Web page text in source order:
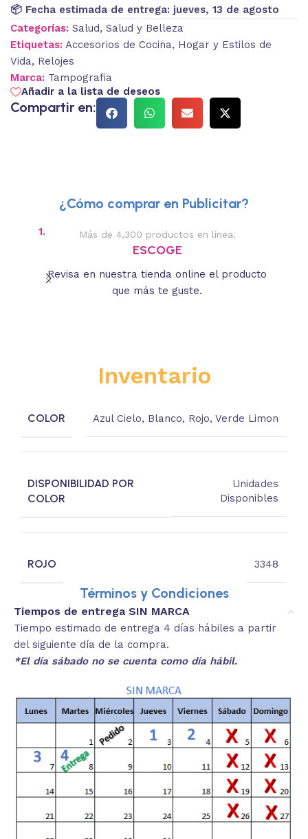
📦 Fecha estimada de entrega: jueves, 13 de agosto
Categorías: Salud, Salud y Belleza
Etiquetas: Accesorios de Cocina, Hogar y Estilos de
Vida, Relojes
Marca: Tampografia
Añadir a la lista de deseos
Compartir en:
¿Cómo comprar en Publicitar?
1. Más de 4,300 productos en línea.
ESCOGE
Revisa en nuestra tienda online el producto
que más te guste.
Inventario
COLOR Azul Cielo, Blanco, Rojo,Verde Limon
DISPONIBILIDAD POR
COLOR
Unidades
Disponibles
ROJO 3348
Términos y Condiciones
Tiempos de entrega SIN MARCA
Tiempo estimado de entrega 4 días hábiles a partir
del siguiente día de la compra.
*El día sábado no se cuenta como día hábil.